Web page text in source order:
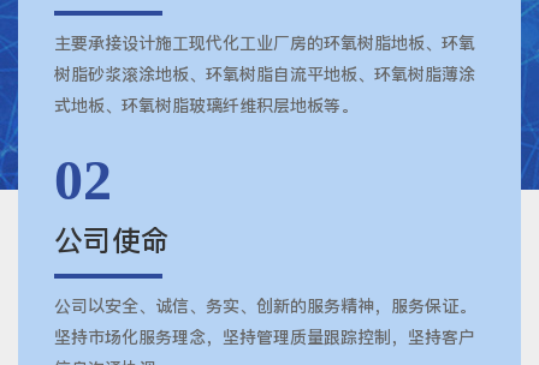
主要承接设计施工现代化工业厂房的环氧树脂地板、环氧
树脂砂浆滚涂地板、环氧树脂自流平地板、环氧树脂薄涂
式地板、环氧树脂玻璃纤维积层地板等。
02
公司使命
公司以安全、诚信、务实、创新的服务精神，服务保证。
坚持市场化服务理念，坚持管理质量跟踪控制，坚持客户